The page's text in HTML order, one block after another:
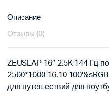
Описание
Отзывы (0)
ZEUSLAP 16″ 2.5K 144 Гц
2560*1600 16:10
для путешествий для